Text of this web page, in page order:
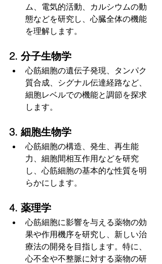
ム、電気的活動、カルシウムの動
態などを研究し、心臓全体の機能
を理解します。
2. 分子生物学
心筋細胞の遺伝子発現、タンパク
質合成、シグナル伝達経路など、
細胞レベルでの機能と調節を探求
します。
3. 細胞生物学
心筋細胞の構造、発生、再生能
力、細胞間相互作用などを研究
し、心筋細胞の基本的な性質を明
らかにします。
4. 薬理学
心筋細胞に影響を与える薬物の効
果や作用機序を研究し、新しい治
療法の開発を目指します。特に、
心不全や不整脈に対する薬物の研